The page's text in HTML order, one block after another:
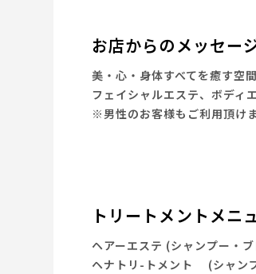
お店からのメッセー
美・心・身体すべてを癒す空間
フェイシャルエステ、ボディ
※男性のお客様もご利用頂け
トリートメントメニ
ヘアーエステ (シャンプー・
ヘナトリ-トメント (シャン